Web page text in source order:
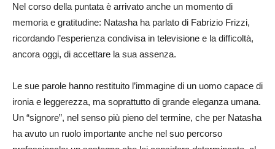
Nel corso della puntata è arrivato anche un momento di
memoria e gratitudine: Natasha ha parlato di Fabrizio Frizzi,
ricordando l’esperienza condivisa in televisione e la difficoltà,
ancora oggi, di accettare la sua assenza.
Le sue parole hanno restituito l’immagine di un uomo capace di
ironia e leggerezza, ma soprattutto di grande eleganza umana.
Un “signore”, nel senso più pieno del termine, che per Natasha
ha avuto un ruolo importante anche nel suo percorso